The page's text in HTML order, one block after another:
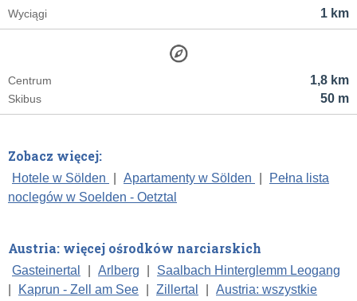
1 km
Wyciągi
1,8 km
Centrum
50 m
Skibus
Zobacz więcej:
Hotele w Sölden Apartamenty w Sölden
Pełna lista
noclegów w Soelden - Oetztal
Austria: więcej ośrodków narciarskich
Gasteinertal Arlberg
Saalbach Hinterglemm Leogang
Kaprun - Zell am See Zillertal
Austria: wszystkie